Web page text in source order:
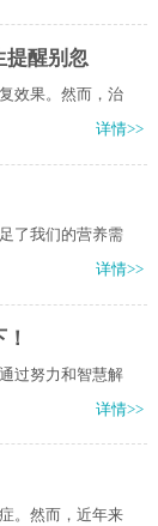
提醒别忽
效果。然而，治
详情>>
了我们的营养需
详情>>
过努力和智慧解
详情>>
。然而，近年来